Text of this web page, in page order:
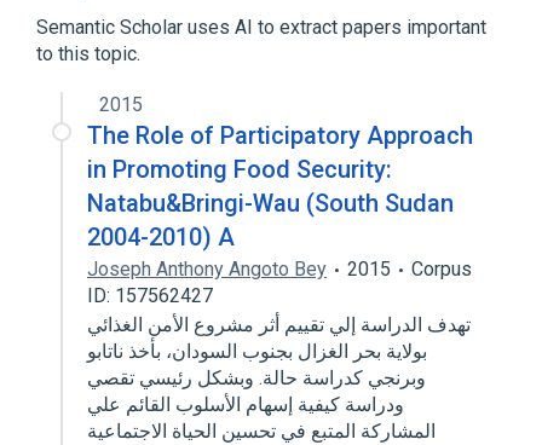
Semantic Scholar uses AI to extract papers important
to this topic.
2015
The Role of Participatory Approach
in Promoting Food Security:
Natabu&Bringi-Wau (South Sudan
2004-2010) A
Joseph Anthony Angoto Bey 2015
Corpus
ID: 157562427
تهدف الدراسة إلي تقييم أثر مشروع الأمن الغذائي
بولاية بحر الغزال بجنوب السودان، بأخذ ناتابو
وبرنجي كدراسة حالة. وبشكل رئيسي تقصي
ودراسة كيفية إسهام الأسلوب القائم علي
المشاركة المتبع في تحسين الحياة الاجتماعية